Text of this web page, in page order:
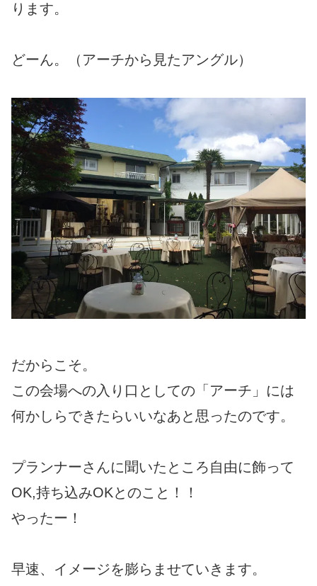
ります。
どーん。（アーチから見たアングル）
だからこそ。
この会場への入り口としての「アーチ」には
何かしらできたらいいなあと思ったのです。
プランナーさんに聞いたところ自由に飾って
OK,持ち込みOKとのこと！！
やったー！
早速、イメージを膨らませていきます。